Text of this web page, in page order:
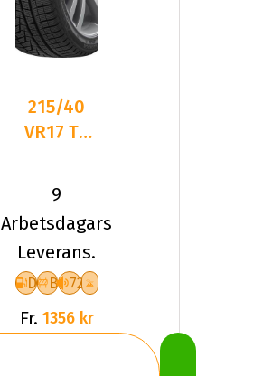
215/40
VR17 TL
W320
I*CEPT
EVO2 XL
9
Arbetsdagars
Leverans.
D B 72
Fr. 1356 kr